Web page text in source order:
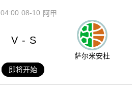
08-10
04:00 阿甲
V - S
萨尔米安杜
即将开始